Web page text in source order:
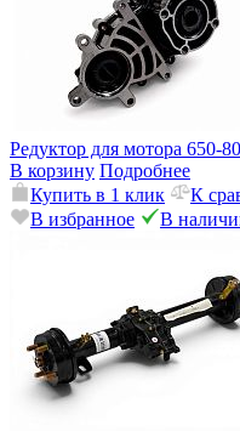
Редуктор для мотора 650-
В корзину Подробнее
Купить в 1 клик
К
В избранное
В